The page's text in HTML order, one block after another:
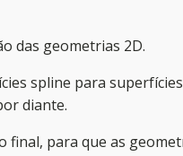
das geometrias 2D.
spline para superfícies
diante.
final, para que as